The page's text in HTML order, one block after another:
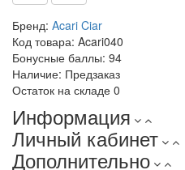
Бренд: Acari Ciar
Код товара: Acari040
Бонусные баллы: 94
Наличие: Предзаказ
Остаток на складе 0
Информация
Личный кабинет
Дополнительно